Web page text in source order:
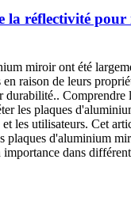
la réflectivité pour
miroir ont été
raison de leurs
durabilité.. Comprendre
les plaques
les utilisateurs. Cet
plaques d'aluminium
importance dans